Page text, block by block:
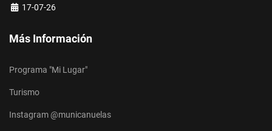
Detalles
17-07-26
Más Información
Programa "Mi Lugar"
Turismo
Instagram @municanuelas